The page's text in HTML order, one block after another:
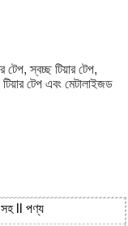
টেপ, স্বচ্ছ টিয়ার টেপ,
টিয়ার টেপ এবং মেটালাইজড
সহ ll পণ্য